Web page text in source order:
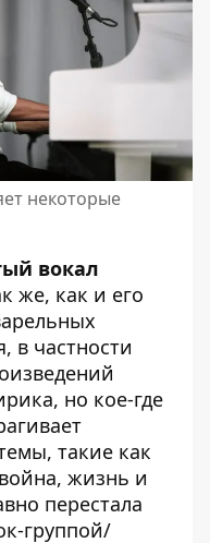
некоторые
вокал
же, как и его
в частности
но кое-где
такие как
жизнь и
перестала
группой/